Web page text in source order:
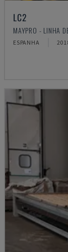
LC2
MAYPRO - LINHA
ESPANHA